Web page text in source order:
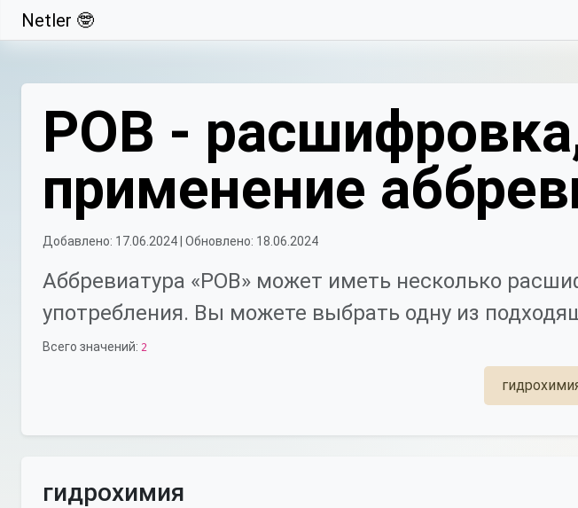
Свернуть
Netler 🤓
РОВ -
применение
Добавлено: 17.06.2024 | Обновлено: 18.06.2024
Аббревиатура «РОВ» может иметь несколько
употребления. Вы можете выбрать одну из
Всего значений: 2
гидрохимия